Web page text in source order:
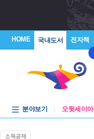
HOME 국내도서 전자책
분야보기 오뒷세이아
소득공제